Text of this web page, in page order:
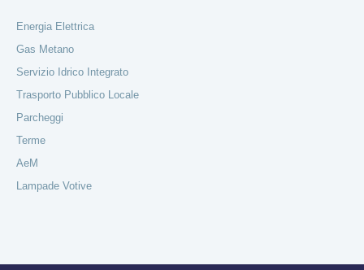
Energia Elettrica
Gas Metano
Servizio Idrico Integrato
Trasporto Pubblico Locale
Parcheggi
Terme
AeM
Lampade Votive